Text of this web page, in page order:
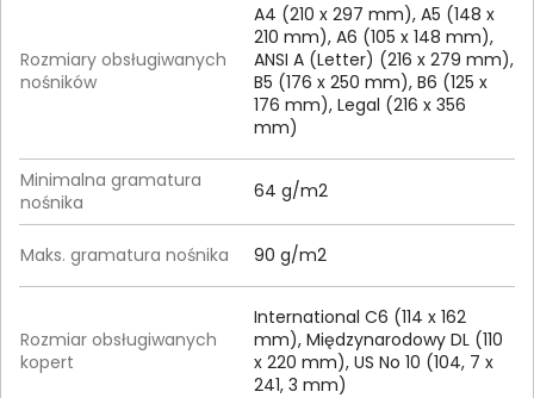
Rozmiary obsługiwanych
nośników
A4 (210 x 297 mm), A5 (148 x
210 mm), A6 (105 x 148 mm),
ANSI A (Letter) (216 x 279 mm),
B5 (176 x 250 mm), B6 (125 x
176 mm), Legal (216 x 356
mm)
Minimalna gramatura
nośnika
64 g/m2
Maks. gramatura nośnika 90 g/m2
Rozmiar obsługiwanych
kopert
International C6 (114 x 162
mm), Międzynarodowy DL (110
x 220 mm), US No 10 (104, 7 x
241, 3 mm)